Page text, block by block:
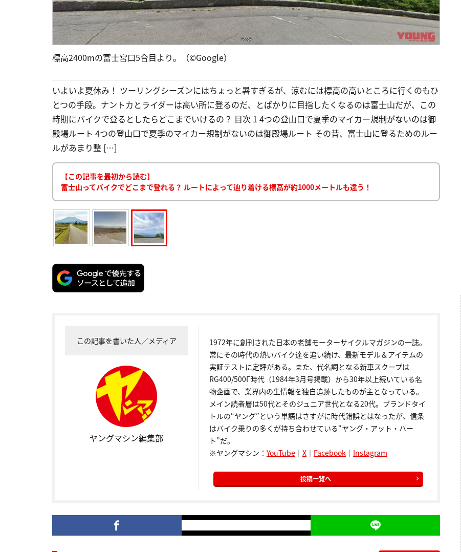
標高2400mの富士宮口5合目より。（©Google）
いよいよ夏休み！ ツーリングシーズンにはちょっと暑すぎるが、涼むには標高の高いところに行くのもひ
とつの手段。ナントカとライダーは高い所に登るのだ、とばかりに目指したくなるのは富士山だが、この
時期にバイクで登るとしたらどこまでいけるの？ 目次 1 4つの登山口で夏季のマイカー規制がないのは御
殿場ルート 4つの登山口で夏季のマイカー規制がないのは御殿場ルート その昔、富士山に登るためのルー
ルがあまり整 […]
【この記事を最初から読む】
富士山ってバイクでどこまで登れる？ ルートによって辿り着ける標高が約1000メートルも違う！
この記事を書いた人／メディア
ヤングマシン編集部
1972年に創刊された日本の老舗モーターサイクルマガジンの一誌。
常にその時代の熱いバイク達を追い続け、最新モデル＆アイテムの
実証テストに定評がある。また、代名詞となる新車スクープは
RG400/500Γ時代（1984年3月号掲載）から30年以上続いている名
物企画で、業界内の生情報を独自追跡したものが主となっている。
メイン読者層は50代とそのジュニア世代となる20代。ブランドタイ
トルの“ヤング”という単語はさすがに時代錯誤とはなったが、信条
はバイク乗りの多くが持ち合わせている“ヤング・アット・ハー
ト”だ。
※ヤングマシン： YouTube｜ X｜ Facebook｜ Instagram
投稿一覧へ